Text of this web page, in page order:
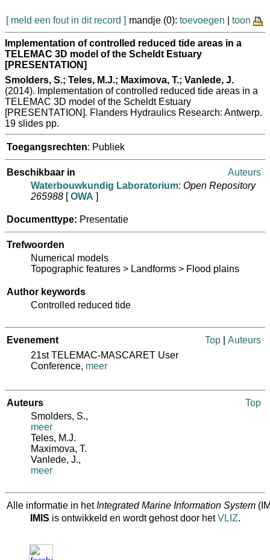
[ meld een fout in dit record ] mandje (0): toevoegen toon
Implementation of controlled reduced tide areas in a
TELEMAC 3D model of the Scheldt Estuary
[PRESENTATION]
Smolders, S.; Teles, M.J.; Maximova, T.; Vanlede, J.
(2014). Implementation of controlled reduced tide areas in a
TELEMAC 3D model of the Scheldt Estuary
[PRESENTATION]. Flanders Hydraulics Research: Antwerp.
19 slides pp.
Toegangsrechten: Publiek
Beschikbaar in
Auteurs
Waterbouwkundig Laboratorium: Open Repository
265988 [OWA ]
Documenttype: Presentatie
Trefwoorden
Numerical models
Topographic features > Landforms > Flood plains
Author keywords
Controlled reduced tide
Evenement Top
Auteurs
21st TELEMAC-MASCARET User
Conference, meer
Auteurs
Top
Smolders, S.,
meer
Teles, M.J.
Maximova, T.
Vanlede, J.,
meer
Alle informatie in hetIntegrated Marine Information System
IMIS is ontwikkeld en wordt gehost door hetVLIZ.